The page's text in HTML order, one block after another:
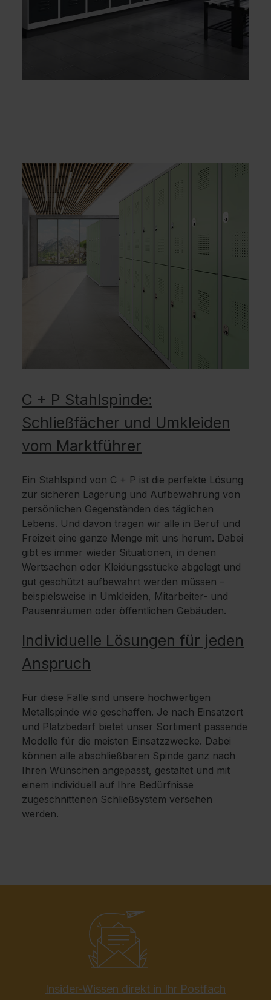
C + P Stahlspinde:
Schließfächer und Umkleiden
vom Marktführer
Ein Stahlspind von C + P ist die perfekte Lösung
zur sicheren Lagerung und Aufbewahrung von
persönlichen Gegenständen des täglichen
Lebens. Und davon tragen wir alle in Beruf und
Freizeit eine ganze Menge mit uns herum. Dabei
gibt es immer wieder Situationen, in denen
Wertsachen oder Kleidungsstücke abgelegt und
gut geschützt aufbewahrt werden müssen –
beispielsweise in Umkleiden, Mitarbeiter- und
Pausenräumen oder öffentlichen Gebäuden.
Individuelle Lösungen für jeden
Anspruch
Für diese Fälle sind unsere hochwertigen
Metallspinde wie geschaffen. Je nach Einsatzort
und Platzbedarf bietet unser Sortiment passende
Modelle für die meisten Einsatzzwecke. Dabei
können alle abschließbaren Spinde ganz nach
Ihren Wünschen angepasst, gestaltet und mit
einem individuell auf Ihre Bedürfnisse
zugeschnittenen Schließsystem versehen
werden.
Insider-Wissen direkt in Ihr Postfach